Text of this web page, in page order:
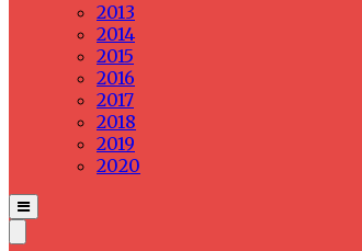
2013
2014
2015
2016
2017
2018
2019
2020